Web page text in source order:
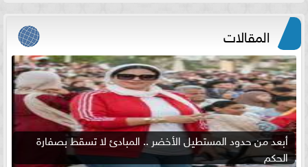
المقالات
أبعد من حدود المستطيل الأخضر .. المبادئ لا تسقط بصفارة
الحكم